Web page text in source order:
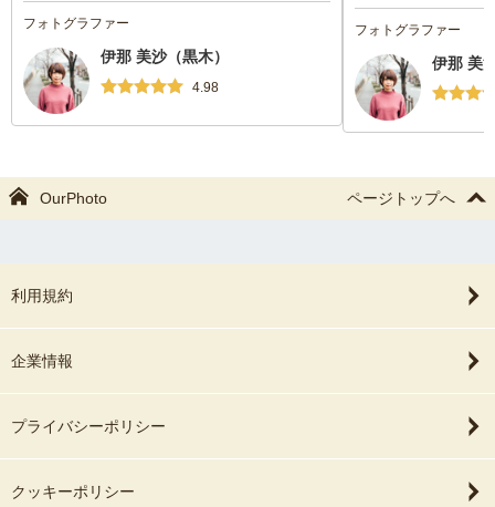
た😊
も撮ってもらうことができ嬉しかったです
🥰
フォトグラファー
伊那 美沙（黒木）
4.98
納品も早く行って
フォトグラファー
伊那 美
OurPhoto ページトップへ
利用規約
企業情報
プライバシーポリシー
クッキーポリシー